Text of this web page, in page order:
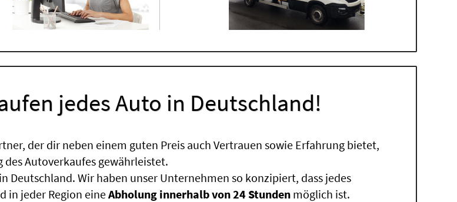
jedes Auto in Deutschland!
der dir neben einem guten Preis auch Vertrauen sowie Erfahrung bietet,
Autoverkaufes gewährleistet.
Deutschland. Wir haben unser Unternehmen so konzipiert, dass jedes
in jeder Region eineAbholung innerhalb von 24 Stunden möglich ist.